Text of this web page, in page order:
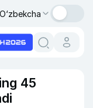
O‘zbekcha
45